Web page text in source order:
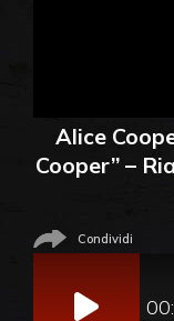
Alice
Cooper” –
Condividi